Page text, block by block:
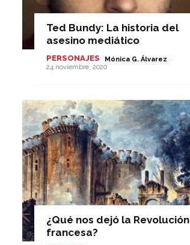
Ted Bundy: La historia del
asesino mediático
PERSONAJES Mónica G. Álvarez -
24 noviembre, 2020
¿Qué nos dejó la Revolución
francesa?